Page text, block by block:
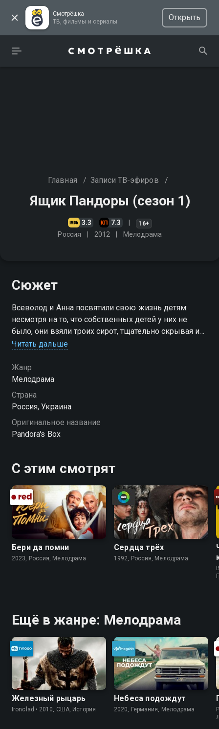
Смотрёшка
ТВ, фильмы и сериалы
Открыть
Главная / Записи ТВ-эфиров /
Ящик Пандоры (сезон 1)
3.3 7.3 16+
Россия 2012 Мелодрама
Сюжет
Всеволод и Анна посвятили свою жизнь детям:
несмотря на то, что собственных детей у них не
было, они взяли троих сирот, тщательно скрывая их
происхождение. Пара считала, что, если правда
угрозой
Посмотреть онлайн 1 сезон сериала Ящик Пандоры
вы можете совершенно бесплатно в хорошем HD
качестве на Смотрёшке
Читать дальше
Жанр
Мелодрама
Страна
Россия, Украина
Оригинальное название
Pandora's Box
С этим смотрят
Бери да помни
2023, Россия, Мелодрама
Сердца трёх
1992, Россия, Мелодрама
Ещё в жанре: Мелодрама
Железный рыцарь
Ironclad • 2010, США, История
Небеса подождут
2020, Германия, Мелодрама